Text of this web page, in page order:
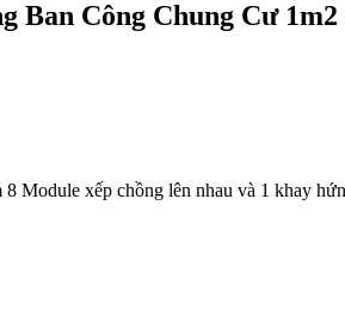
Công Chung Cư
Module xếp chồng lên nhau và 1